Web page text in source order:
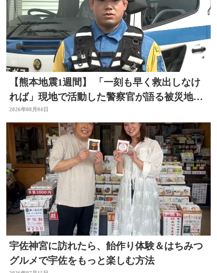
【熊本地震1週間】 「一刻も早く救出しなけ
れば」現地で活動した警察官が語る被災地の
状況 大分
2026年08月04日
宇佐神宮に訪れたら、飴作り体験＆はちみつ
グルメで宇佐をもっと楽しむ方法